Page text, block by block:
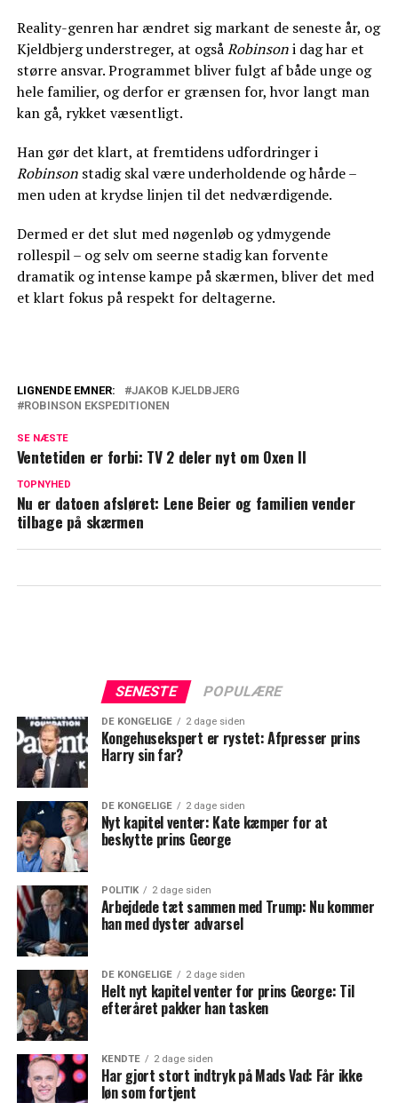
Reality-genren har ændret sig markant de seneste år, og
Kjeldbjerg understreger, at ogsåRobinsoni dag har et
større ansvar. Programmet bliver fulgt af både unge og
hele familier, og derfor er grænsen for, hvor langt man
kan gå, rykket væsentligt.
Han gør det klart, at fremtidens udfordringer i
Robinsonstadig skal være underholdende og hårde –
men uden at krydse linjen til det nedværdigende.
Dermed er det slut med nøgenløb og ydmygende
rollespil – og selv om seerne stadig kan forvente
dramatik og intense kampe på skærmen, bliver det med
et klart fokus på respekt for deltagerne.
Blodigt klip fra Robinson Ekspeditionen:
Få overblikket: Her er de 20 nye
LIGNENDE EMNER:
JAKOB KJELDBJERG
ROBINSON EKSPEDITIONEN
SE NÆSTE
Ventetiden er forbi: TV 2 deler nyt om Oxen II
TOPNYHED
Nu er datoen afsløret: Lene Beier og familien vender
tilbage på skærmen
SENESTE POPULÆRE
DE KONGELIGE 2 dage siden
Kongehusekspert er rystet: Afpresser prins
Harry sin far?
DE KONGELIGE 2 dage siden
Nyt kapitel venter: Kate kæmper for at
beskytte prins George
POLITIK 2 dage siden
Arbejdede tæt sammen med Trump: Nu kommer
han med dyster advarsel
DE KONGELIGE 2 dage siden
Helt nyt kapitel venter for prins George: Til
efteråret pakker han tasken
KENDTE 2 dage siden
Har gjort stort indtryk på Mads Vad: Får ikke
løn som fortjent